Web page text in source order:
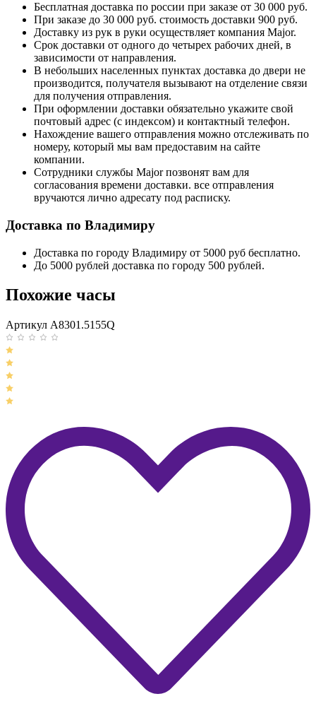
Бесплатная доставка по россии при заказе от 30 000 руб.
При заказе до 30 000 руб. стоимость доставки 900 руб.
Доставку из рук в руки осуществляет компания Major.
Срок доставки от одного до четырех рабочих дней, в
зависимости от направления.
В небольших населенных пунктах доставка до двери не
производится, получателя вызывают на отделение связи
для получения отправления.
При оформлении доставки обязательно укажите свой
почтовый адрес (с индексом) и контактный телефон.
Нахождение вашего отправления можно отслеживать по
номеру, который мы вам предоставим на сайте
компании.
Сотрудники службы Major позвонят вам для
согласования времени доставки. все отправления
вручаются лично адресату под расписку.
Доставка по Владимиру
Доставка по городу Владимиру от 5000 руб бесплатно.
До 5000 рублей доставка по городу 500 рублей.
Похожие часы
Артикул A8301.5155Q